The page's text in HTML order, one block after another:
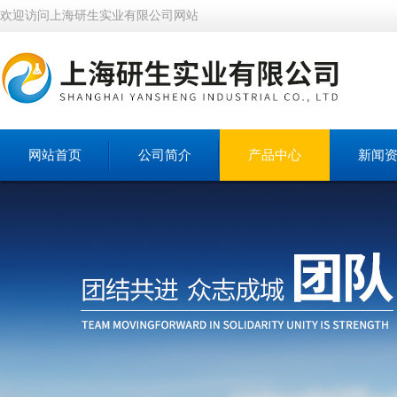
欢迎访问上海研生实业有限公司网站
网站首页 公司简介 产品中心 新闻